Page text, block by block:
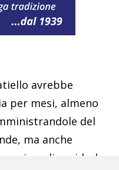
avrebbe
per mesi, almeno
del
ma anche
prima di ucciderla